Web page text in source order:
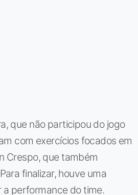
que não participou do jogo
com exercícios focados em
Crespo, que também
finalizar, houve uma
performance do time.